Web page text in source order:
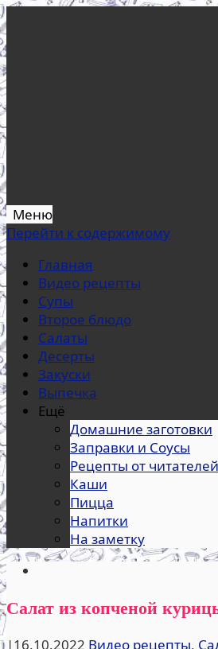
Меню
Перейти к содержимому
Главная
Видео рецепты
Супы
Второе блюдо
Салаты
Десерты
Закуски
Выпечка
Ещё
Домашние заготовки
Заправки и Соусы
Рецепты от читателей
Каши
Пицца
Напитки
На заметку
Салат из копченой
|16.10.2022 Видео рецепты,